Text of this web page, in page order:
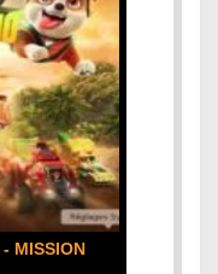
DE LA COMÉDIE-